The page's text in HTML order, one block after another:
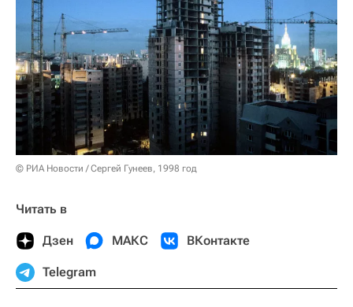
© РИА Новости / Сергей Гунеев, 1998 год
Читать в
Дзен МАКС ВКонтакте
Telegram